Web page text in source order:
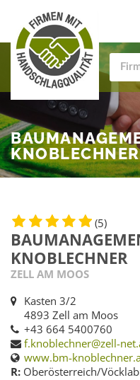
(5)
KNOBLECHNER
ZELL AM MOOS
Kasten 3/2
4893 Zell am Moos
+43 664 5400760
f.knoblechner@zell-
www.bm-
R: Oberösterreich/